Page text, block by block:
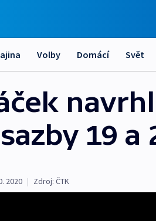
Volby Domácí Svět
19 a
2020 | Zdroj: ČTK